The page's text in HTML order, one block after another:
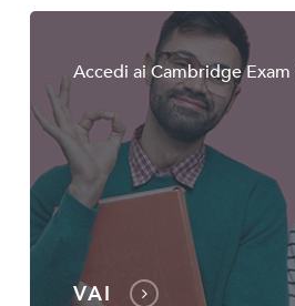
Accedi ai Cambridge
VAI